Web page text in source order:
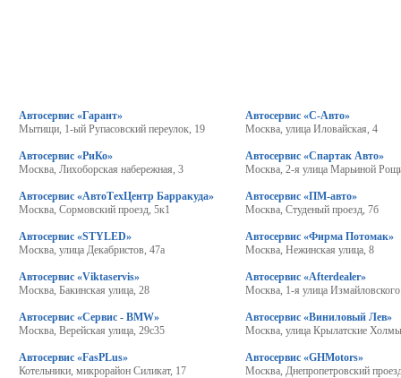
Автосервис «Гарант»
Мытищи, 1-ый Рупасовский переулок, 19
Автосервис «РиКо»
Москва, Лихоборская набережная, 3
Автосервис «АвтоТехЦентр Барракуда»
Москва, Сормовский проезд, 5к1
Автосервис «STYLED»
Москва, улица Декабристов, 47а
Автосервис «Viktaservis»
Москва, Бакинская улица, 28
Автосервис «Сервис - BMW»
Москва, Верейская улица, 29с35
Автосервис «FasPLus»
Котельники, микрорайон Силикат, 17
Автосервис «С-Авто»
Москва, улица Иловайская, 4
Автосервис «Спартак Авто»
Москва, 2-я улица Марьиной
Автосервис «ПМ-авто»
Москва, Студеный проезд, 7б
Автосервис «Фирма Потомак»
Москва, Нежинская улица, 8
Автосервис «Afterdealer»
Москва, 1-я улица
Автосервис «Виниловый Лев»
Москва, улица Крылатские
Автосервис «GHMotors»
Москва, Днепропетровский